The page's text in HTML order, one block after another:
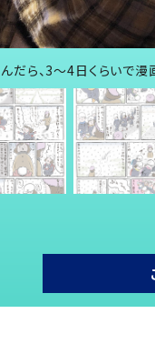
だら、3～4日くらいで漫